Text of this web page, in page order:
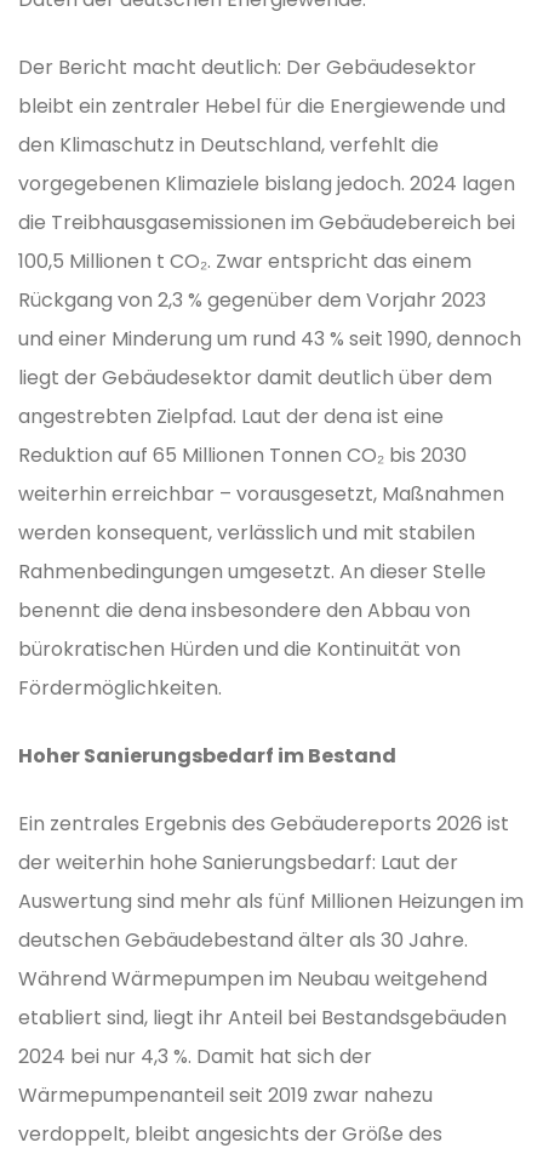
Der Bericht macht deutlich: Der Gebäudesektor
bleibt ein zentraler Hebel für die Energiewende und
den Klimaschutz in Deutschland, verfehlt die
vorgegebenen Klimaziele bislang jedoch. 2024 lagen
die Treibhausgasemissionen im Gebäudebereich bei
100,5 Millionen t CO₂. Zwar entspricht das einem
Rückgang von 2,3 % gegenüber dem Vorjahr 2023
und einer Minderung um rund 43 % seit 1990, dennoch
liegt der Gebäudesektor damit deutlich über dem
angestrebten Zielpfad. Laut der dena ist eine
Reduktion auf 65 Millionen Tonnen CO₂ bis 2030
weiterhin erreichbar – vorausgesetzt, Maßnahmen
werden konsequent, verlässlich und mit stabilen
Rahmenbedingungen umgesetzt. An dieser Stelle
benennt die dena insbesondere den Abbau von
bürokratischen Hürden und die Kontinuität von
Fördermöglichkeiten.
Hoher Sanierungsbedarf im Bestand
Ein zentrales Ergebnis des Gebäudereports 2026 ist
der weiterhin hohe Sanierungsbedarf: Laut der
Auswertung sind mehr als fünf Millionen Heizungen im
deutschen Gebäudebestand älter als 30 Jahre.
Während Wärmepumpen im Neubau weitgehend
etabliert sind, liegt ihr Anteil bei Bestandsgebäuden
2024 bei nur 4,3 %. Damit hat sich der
Wärmepumpenanteil seit 2019 zwar nahezu
verdoppelt, bleibt angesichts der Größe des